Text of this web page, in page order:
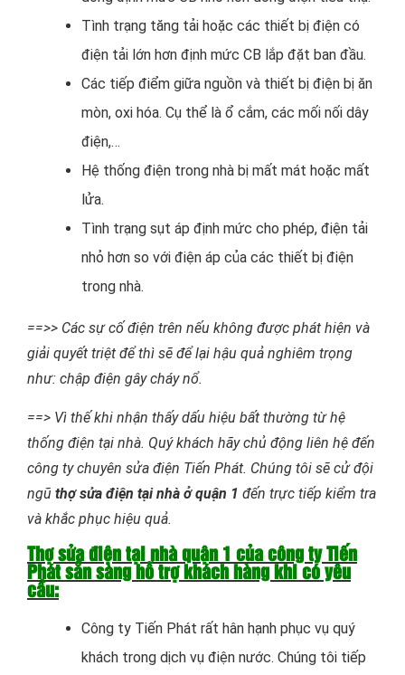
Tình trạng tăng tải hoặc các thiết bị điện có
điện tải lớn hơn định mức CB lắp đặt ban đầu.
Các tiếp điểm giữa nguồn và thiết bị điện bị ăn
mòn, oxi hóa. Cụ thể là ổ cắm, các mối nối dây
điện,…
Hệ thống điện trong nhà bị mất mát hoặc mất
lửa.
Tình trạng sụt áp định mức cho phép, điện tải
nhỏ hơn so với điện áp của các thiết bị điện
trong nhà.
==>> Các sự cố điện trên nếu không được phát hiện và
giải quyết triệt để thì sẽ để lại hậu quả nghiêm trọng
như: chập điện gây cháy nổ.
==> Vì thế khi nhận thấy dấu hiệu bất thường từ hệ
thống điện tại nhà. Quý khách hãy chủ động liên hệ đến
công ty chuyên sửa điện Tiến Phát. Chúng tôi sẽ cử đội
ngũ thợ sửa điện tại nhà ở quận 1 đến trực tiếp kiểm tra
và khắc phục hiệu quả.
Thợ sửa điện tại nhà quận 1 của công ty Tiến
Phát sẵn sàng hỗ trợ khách hàng khi có yêu
cầu:
Công ty Tiến Phát rất hân hạnh phục vụ quý
khách trong dịch vụ điện nước. Chúng tôi tiếp